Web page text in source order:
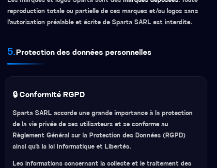
reproduction totale ou partielle de ces marques et/ou logos sans
l'autorisation préalable et écrite de Sparta SARL est interdite.
5. Protection des données personnelles
🔒 Conformité RGPD
Sparta SARL accorde une grande importance à la protection
de la vie privée de ses utilisateurs et se conforme au
Règlement Général sur la Protection des Données (RGPD)
ainsi qu'à la loi Informatique et Libertés.
Les informations concernant la collecte et le traitement des